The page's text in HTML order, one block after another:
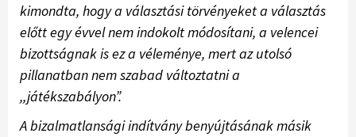
kimondta, hogy a választási törvényeket a választás
előtt egy évvel nem indokolt módosítani, a velencei
bizottságnak is ez a véleménye, mert az utolsó
pillanatban nem szabad változtatni a
,,játékszabályon”.
A bizalmatlansági indítvány benyújtásának másik